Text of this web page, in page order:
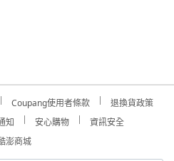
Coupang使用者條款
退換貨政策
知 安心購物
資訊安全
澎商城